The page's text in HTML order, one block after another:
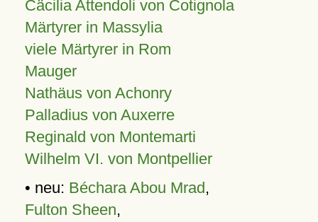
Cäcilia Attendoli von Cotignola
Märtyrer in Massylia
viele Märtyrer in Rom
Mauger
Nathäus von Achonry
Palladius von Auxerre
Reginald von Montemarti
Wilhelm VI. von Montpellier
• neu: Béchara Abou Mrad,
Fulton Sheen,